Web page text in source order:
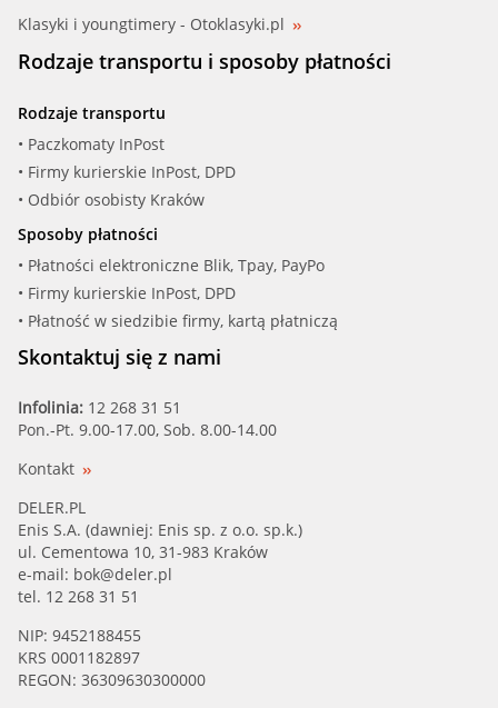
Klasyki i youngtimery - Otoklasyki.pl
Rodzaje transportu i sposoby płatności
Rodzaje transportu
• Paczkomaty InPost
• Firmy kurierskie InPost, DPD
• Odbiór osobisty Kraków
Sposoby płatności
• Płatności elektroniczne Blik, Tpay, PayPo
• Firmy kurierskie InPost, DPD
• Płatność w siedzibie firmy, kartą płatniczą
Skontaktuj się z nami
Infolinia: 12 268 31 51
Pon.-Pt. 9.00-17.00, Sob. 8.00-14.00
Kontakt
DELER.PL
Enis S.A. (dawniej: Enis sp. z o.o. sp.k.)
ul. Cementowa 10, 31-983 Kraków
e-mail: bok@deler.pl
tel. 12 268 31 51
NIP: 9452188455
KRS 0001182897
REGON: 36309630300000